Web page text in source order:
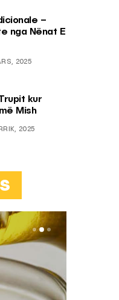
–
nga Nënat E
2025
kur
Mish
2025